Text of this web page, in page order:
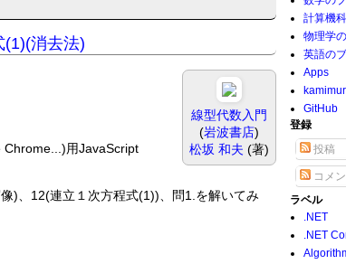
(1)(消去法)
線型代数入門
(岩波書店)
松坂 和夫 (著)
用JavaScript
)、12(連立１次方程式(1))、問1.を解いてみ
計算機
物理学
英語の
Apps
GitHub
登録
投稿
コメン
ラベル
.NET
.NET